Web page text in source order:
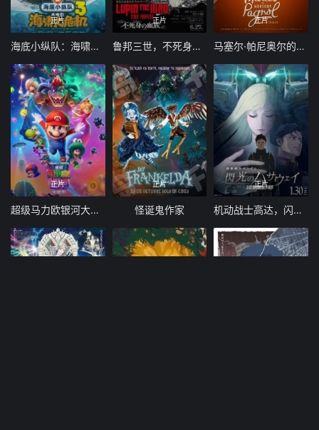
正片
海底小纵队：海啸大危机
正片
鲁邦三世，不死身的血族
正片
马塞尔·帕尼奥尔的华丽人生
正片
超级马力欧银河大电影
正片
怪诞鬼作家
正片
机动战士高达，闪光的哈萨维喀耳刻的魔女